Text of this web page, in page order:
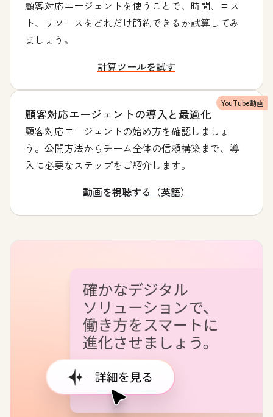
顧客対応エージェントを使うことで、時間、コス
ト、リソースをどれだけ節約できるか試算してみ
ましょう。
計算ツールを試す
YouTube動画
顧客対応エージェントの導入と最適化
顧客対応エージェントの始め方を確認しましょ
う。公開方法からチーム全体の信頼構築まで、導
入に必要なステップをご紹介します。
動画を視聴する（英語）